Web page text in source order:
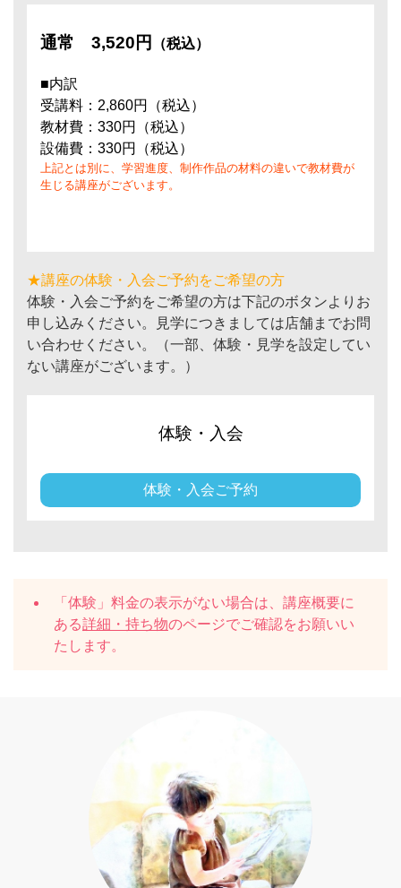
通常 3,520円 （税込）
■内訳
受講料：2,860円（税込）
教材費：330円（税込）
設備費：330円（税込）
上記とは別に、学習進度、制作作品の材料の違いで教材費が
生じる講座がございます。
★講座の体験・入会ご予約をご希望の方
体験・入会ご予約をご希望の方は下記のボタンよりお
申し込みください。見学につきましては店舗までお問
い合わせください。（一部、体験・見学を設定してい
ない講座がございます。）
体験・入会
体験・入会ご予約
「体験」料金の表示がない場合は、講座概要に
ある詳細・持ち物のページでご確認をお願いい
たします。